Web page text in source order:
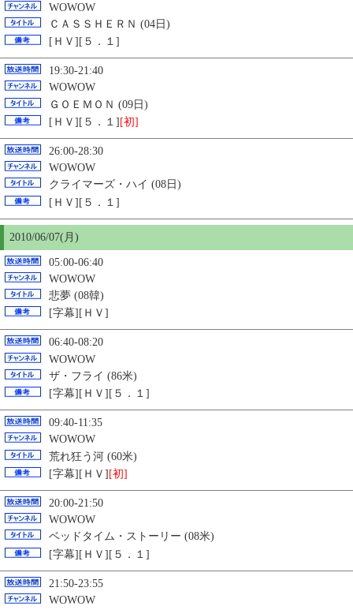
WOWOW
ＣＡＳＳＨＥＲＮ (04日)
[ＨＶ][５．１]
19:30-21:40
WOWOW
ＧＯＥＭＯＮ (09日)
[ＨＶ][５．１] [初]
26:00-28:30
WOWOW
クライマーズ・ハイ (08日)
[ＨＶ][５．１]
2010/06/07(月)
05:00-06:40
WOWOW
悲夢 (08韓)
[字幕][ＨＶ]
06:40-08:20
WOWOW
ザ・フライ (86米)
[字幕][ＨＶ][５．１]
09:40-11:35
WOWOW
荒れ狂う河 (60米)
[字幕][ＨＶ] [初]
20:00-21:50
WOWOW
ベッドタイム・ストーリー (08米)
[字幕][ＨＶ][５．１]
21:50-23:55
WOWOW